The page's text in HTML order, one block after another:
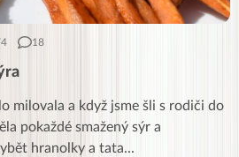
18
milovala a když jsme šli s rodiči do
pokaždé smažený sýr a
hranolky a tata...